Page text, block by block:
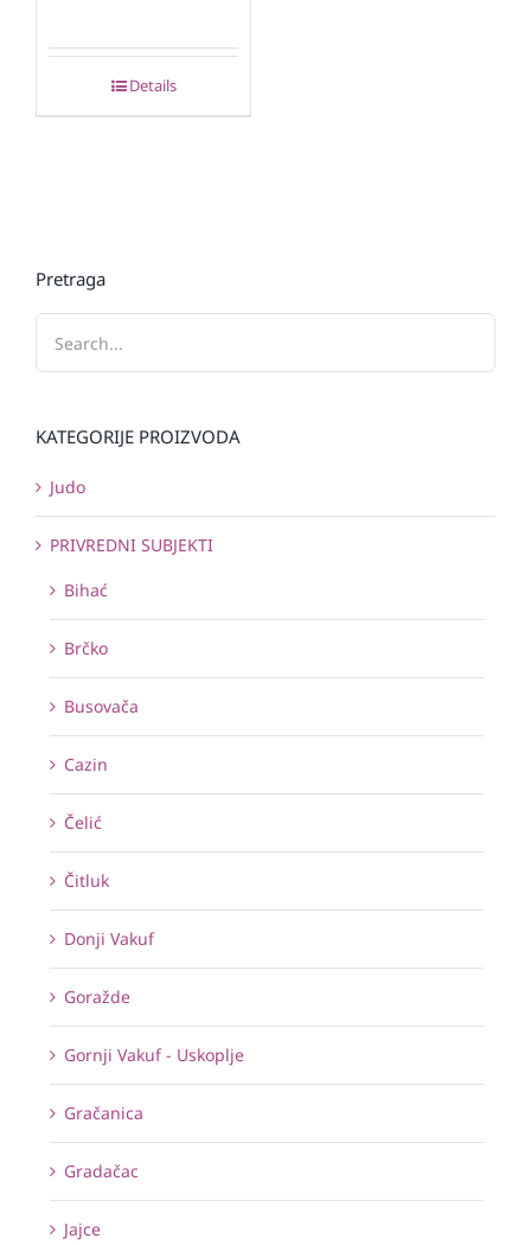
Details
Pretraga
KATEGORIJE PROIZVODA
Judo
PRIVREDNI SUBJEKTI
Bihać
Brčko
Busovača
Cazin
Čelić
Čitluk
Donji Vakuf
Goražde
Gornji Vakuf - Uskoplje
Gračanica
Gradačac
Jajce